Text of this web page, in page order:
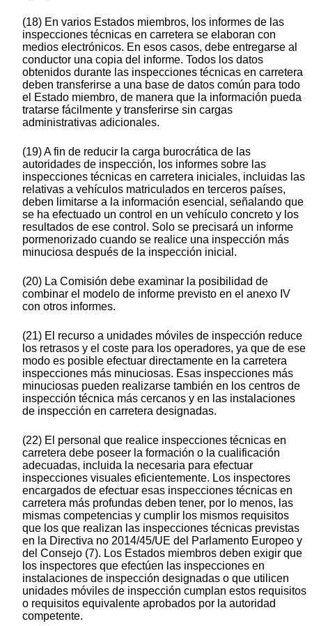
(18) En varios Estados miembros, los informes de las
inspecciones técnicas en carretera se elaboran con
medios electrónicos. En esos casos, debe entregarse al
conductor una copia del informe. Todos los datos
obtenidos durante las inspecciones técnicas en carretera
deben transferirse a una base de datos común para todo
el Estado miembro, de manera que la información pueda
tratarse fácilmente y transferirse sin cargas
administrativas adicionales.
(19) A fin de reducir la carga burocrática de las
autoridades de inspección, los informes sobre las
inspecciones técnicas en carretera iniciales, incluidas las
relativas a vehículos matriculados en terceros países,
deben limitarse a la información esencial, señalando que
se ha efectuado un control en un vehículo concreto y los
resultados de ese control. Solo se precisará un informe
pormenorizado cuando se realice una inspección más
minuciosa después de la inspección inicial.
(20) La Comisión debe examinar la posibilidad de
combinar el modelo de informe previsto en el anexo IV
con otros informes.
(21) El recurso a unidades móviles de inspección reduce
los retrasos y el coste para los operadores, ya que de ese
modo es posible efectuar directamente en la carretera
inspecciones más minuciosas. Esas inspecciones más
minuciosas pueden realizarse también en los centros de
inspección técnica más cercanos y en las instalaciones
de inspección en carretera designadas.
(22) El personal que realice inspecciones técnicas en
carretera debe poseer la formación o la cualificación
adecuadas, incluida la necesaria para efectuar
inspecciones visuales eficientemente. Los inspectores
encargados de efectuar esas inspecciones técnicas en
carretera más profundas deben tener, por lo menos, las
mismas competencias y cumplir los mismos requisitos
que los que realizan las inspecciones técnicas previstas
en la Directiva no 2014/45/UE del Parlamento Europeo y
del Consejo (7). Los Estados miembros deben exigir que
los inspectores que efectúen las inspecciones en
instalaciones de inspección designadas o que utilicen
unidades móviles de inspección cumplan estos requisitos
o requisitos equivalente aprobados por la autoridad
competente.